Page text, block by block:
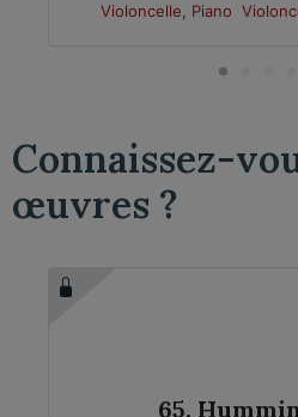
Violoncelle, Piano
Connaissez-
œuvres ?
65.